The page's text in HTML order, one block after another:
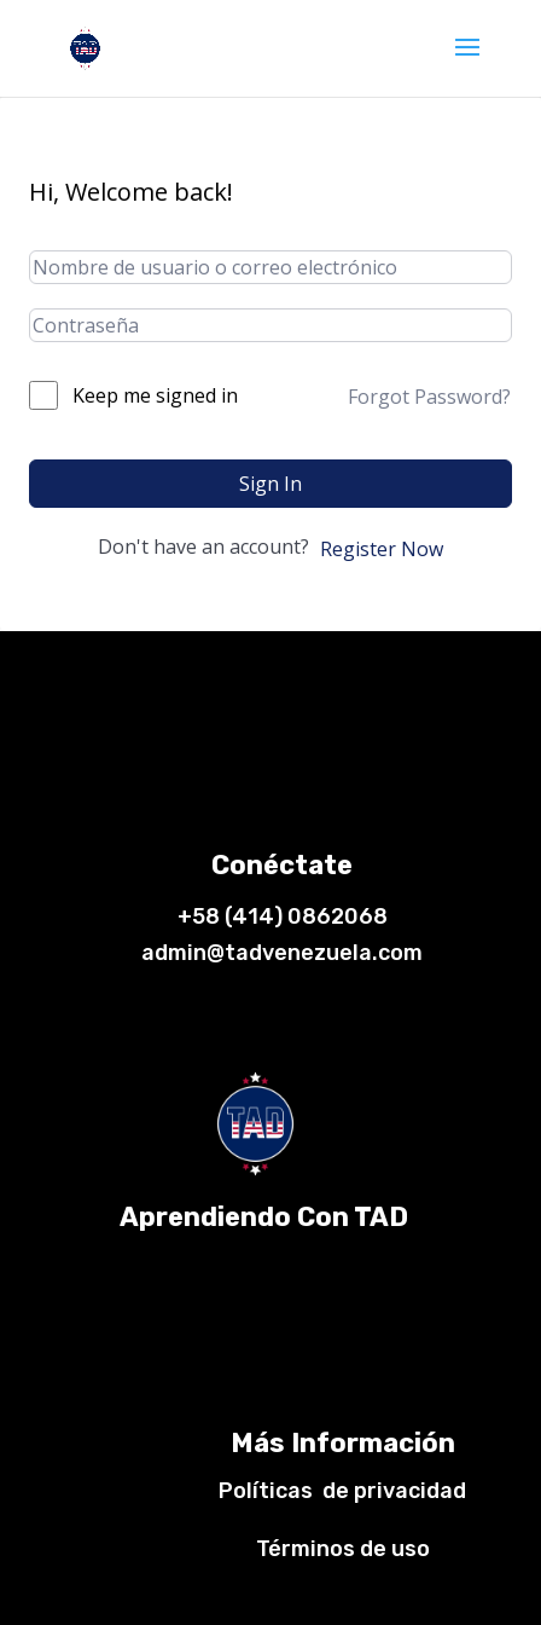
Hi, Welcome back!
Keep me signed in Forgot Password?
Sign In
Don't have an account? Register Now
Conéctate
+58 (414) 0862068
admin@tadvenezuela.com
Aprendiendo Con TAD
Más Información
Políticas de privacidad
Términos de uso